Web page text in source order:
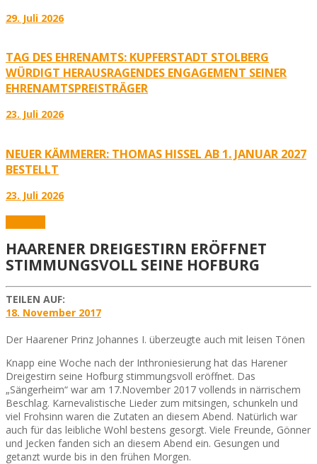
29. Juli 2026
TAG DES EHRENAMTS: KUPFERSTADT STOLBERG
WÜRDIGT HERAUSRAGENDES ENGAGEMENT SEINER
EHRENAMTSPREISTRÄGER
23. Juli 2026
NEUER KÄMMERER: THOMAS HISSEL AB 1. JANUAR 2027
BESTELLT
23. Juli 2026
HAARENER DREIGESTIRN ERÖFFNET
STIMMUNGSVOLL SEINE HOFBURG
TEILEN AUF:
18. November 2017
Der Haarener Prinz Johannes I. überzeugte auch mit leisen Tönen
Knapp eine Woche nach der Inthroniesierung hat das Harener
Dreigestirn seine Hofburg stimmungsvoll eröffnet. Das
„Sängerheim“ war am 17.November 2017 vollends in närrischem
Beschlag. Karnevalistische Lieder zum mitsingen, schunkeln und
viel Frohsinn waren die Zutaten an diesem Abend. Natürlich war
auch für das leibliche Wohl bestens gesorgt. Viele Freunde, Gönner
und Jecken fanden sich an diesem Abend ein. Gesungen und
getanzt wurde bis in den frühen Morgen.